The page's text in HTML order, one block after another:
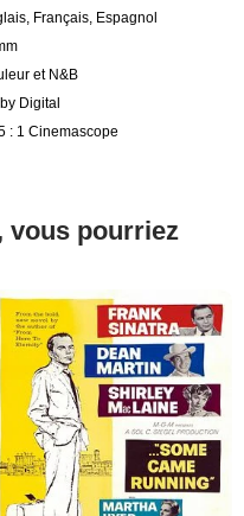
Français, Espagnol
et N&B
Digital
: 1 Cinemascope
vous pourriez